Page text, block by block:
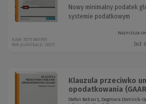
Nowy minimalny podatek
systemie podatkowym
Najniższa
Już
KAM-7075 W01P01
Rok publikacji: 2025
Klauzula przeciwko
opodatkowania
Stefan Babiarz, Dagmara Dominik-